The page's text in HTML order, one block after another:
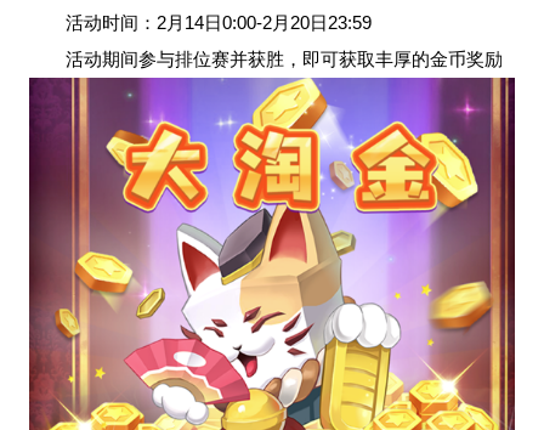
活动时间：2月14日0:00-2月20日23:59
活动期间参与排位赛并获胜，即可获取丰厚的金币奖励